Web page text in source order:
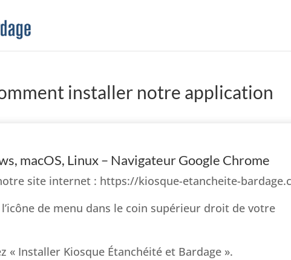
installer notre application
macOS, Linux – Navigateur Google Chrome
site internet : https://kiosque-etancheite-
de menu dans le coin supérieur droit de votre
« Installer Kiosque Étanchéité et Bardage ».